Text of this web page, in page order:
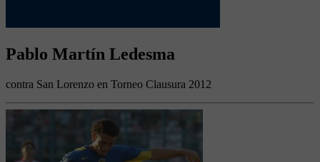
Pablo Martín Ledesma
contra San Lorenzo en Torneo Clausura 2012